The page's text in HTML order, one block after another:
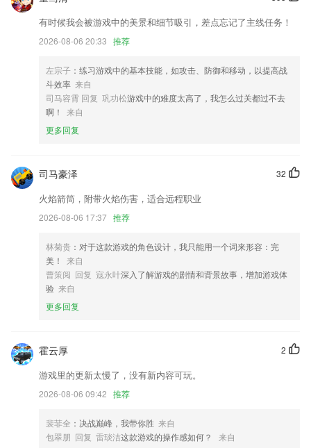
调整了栏的位置，添加导航页
以上就是kaiyun·开云的介绍，如果您喜欢这款软件，您可以到应用商店
期待您给我们提出宝贵意见，更多功能，敬请期待。
会员支持季度付费模式
适配 抖音来源西瓜视频的链接下载。
联系我们
以上就是苹果娱乐网址的介绍，如果您喜欢这款软件，您可以到应用商店
进行打分评论，说出您的使用经历，以帮助我们更好的对产品进行优化修
有时候我会被游戏中的美景和细节吸引，差点忘记了主线任务！
2026-08-06 20:33 推荐
左宗子 ：练习游戏中的基本技能，如攻击、防御和移动，以提高战
斗效率 来自
司马容霄 回复 巩功松游戏中的难度太高了，我怎么过关都过不去
啊！
来自
更多回复
32
司马豪泽
火焰箭筒，附带火焰伤害，适合远程职业
2026-08-06 17:37 推荐
林菊贵 ：对于这款游戏的角色设计，我只能用一个词来形容：完
美！
来自
曹策阅 回复 寇永叶深入了解游戏的剧情和背景故事，增加游戏体
验 来自
更多回复
2
霍云厚
游戏里的更新太慢了，没有新内容可玩。
2026-08-06 09:42 推荐
裴菲全 ：决战巅峰，我带你胜 来自
包翠朋 回复 雷琰洁这款游戏的操作感如何？
来自